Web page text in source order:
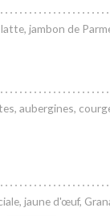
jambon de
aubergines,
jaune d'œuf,